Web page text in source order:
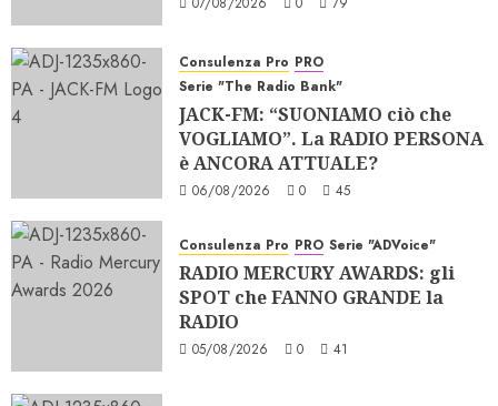
Consulenza Pro PRO
Serie "The Radio Bank"
JACK-FM: “SUONIAMO ciò che
VOGLIAMO”. La RADIO PERSONA
è ANCORA ATTUALE?
06/08/2026 0 45
Consulenza Pro PRO Serie "ADVoice"
RADIO MERCURY AWARDS: gli
SPOT che FANNO GRANDE la
RADIO
05/08/2026 0 41